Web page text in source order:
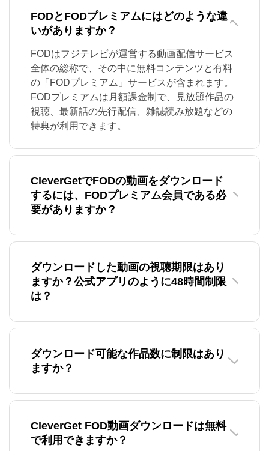
FODとFODプレミアムにはどのような違
いがありますか？
FODはフジテレビが運営する動画配信サービス
全体の総称で、その中に無料コンテンツと有料
の「FODプレミアム」サービスが含まれます。
FODプレミアムは月額課金制で、見放題作品の
視聴、最新話の先行配信、雑誌読み放題などの
特典が利用できます。
CleverGetでFODの動画をダウンロード
するには、FODプレミアム会員である必
要がありますか？
ダウンロードした動画の視聴期限はあり
ますか？公式アプリのように48時間制限
は？
ダウンロード可能な作品数に制限はあり
ますか？
CleverGet FOD動画ダウンロードは無料
で利用できますか？